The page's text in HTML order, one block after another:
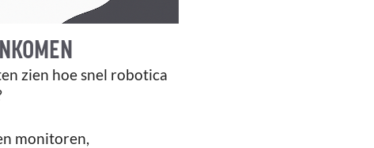
zien hoe snel robotica
monitoren,